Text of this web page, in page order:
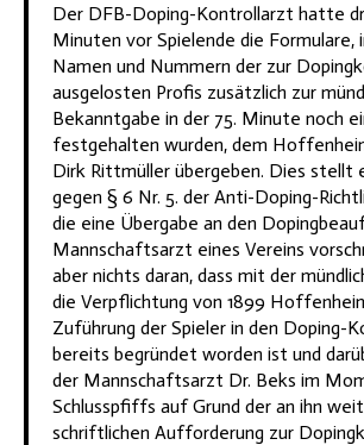
Der DFB-Doping-Kontrollarzt hatte
Minuten vor Spielende die Formulare,
Namen und Nummern der zur
ausgelosten Profis zusätzlich zur
Bekanntgabe in der 75. Minute noch
festgehalten wurden, dem
Dirk Rittmüller übergeben. Dies stellt
gegen § 6 Nr. 5. der Anti-Doping-
die eine Übergabe an den
Mannschaftsarzt eines Vereins
aber nichts daran, dass mit der
die Verpflichtung von 1899
Zuführung der Spieler in den Doping-
bereits begründet worden ist und
der Mannschaftsarzt Dr. Beks im
Schlusspfiffs auf Grund der an ihn
schriftlichen Aufforderung zur